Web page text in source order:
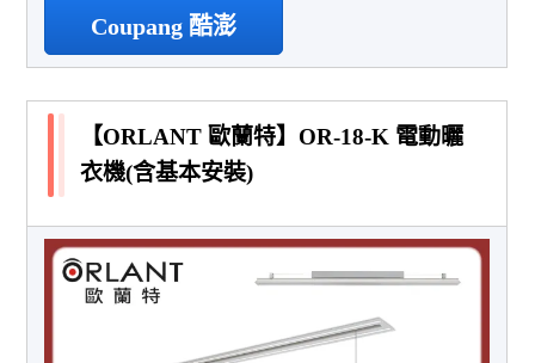
Coupang 酷澎
【ORLANT 歐蘭特】OR-18-K 電動曬
衣機(含基本安裝)